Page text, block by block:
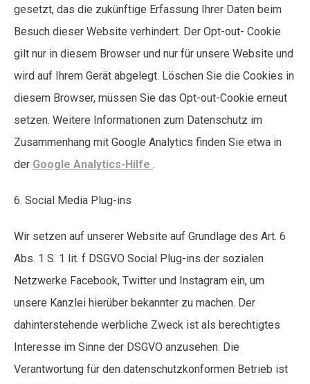
gesetzt, das die zukünftige Erfassung Ihrer Daten beim
Besuch dieser Website verhindert. Der Opt-out- Cookie
gilt nur in diesem Browser und nur für unsere Website und
wird auf Ihrem Gerät abgelegt. Löschen Sie die Cookies in
diesem Browser, müssen Sie das Opt-out-Cookie erneut
setzen. Weitere Informationen zum Datenschutz im
Zusammenhang mit Google Analytics finden Sie etwa in
der Google Analytics-Hilfe .
6. Social Media Plug-ins
Wir setzen auf unserer Website auf Grundlage des Art. 6
Abs. 1 S. 1 lit. f DSGVO Social Plug-ins der sozialen
Netzwerke Facebook, Twitter und Instagram ein, um
unsere Kanzlei hierüber bekannter zu machen. Der
dahinterstehende werbliche Zweck ist als berechtigtes
Interesse im Sinne der DSGVO anzusehen. Die
Verantwortung für den datenschutzkonformen Betrieb ist